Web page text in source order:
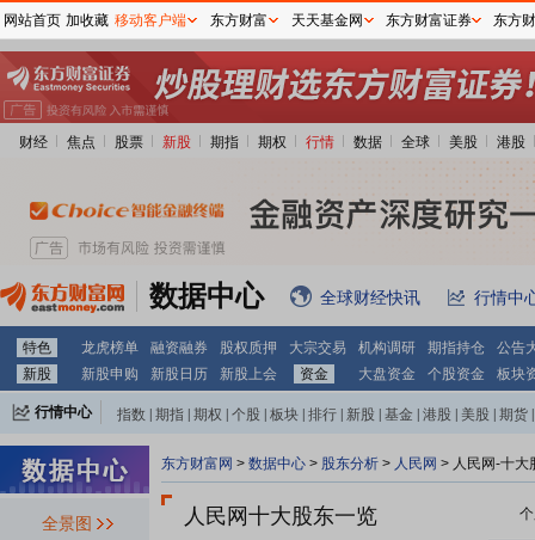
财经 焦点 股票 新股 期指 期权 行情 数据 全球 美股 港股
数据中心 全球财经快讯 行情中
特色 龙虎榜单 融资融券 股权质押 大宗交易 机构调研 期指持仓
公告
新股
新股申购 新股日历 新股上会 资金 大盘资金 个股资金 板块
行情中心 指数 期指 期权 个股 板块 排行 新股 基金 港股 美股 期货
全景图
东方财富网 > 数据中心 > 股东分析 > 人民网 > 人民网-十大
人民网十大股东一览
网站首页 加收藏 移动客户端 东方财富 天天基金网 东方财富证券 东方